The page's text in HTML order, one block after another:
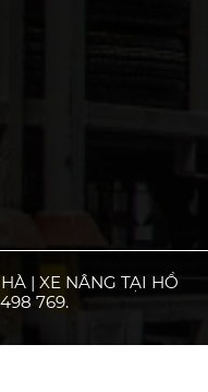
| XE NÂNG TẠI HỒ
769.